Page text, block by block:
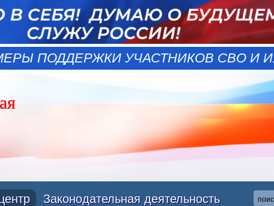
ПОДДЕРЖКИ УЧАСТНИКОВ СВО И
Законодательная деятельность